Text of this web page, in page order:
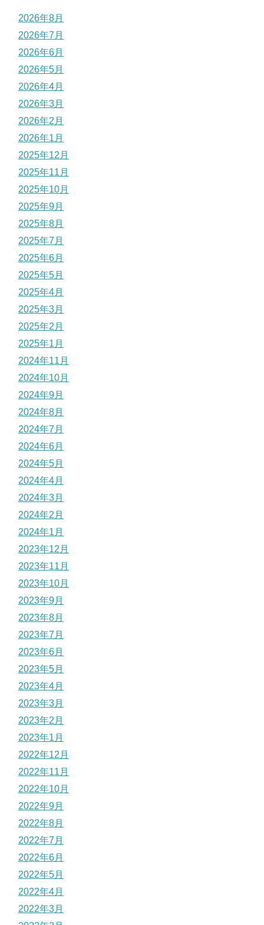
2026年8月
2026年7月
2026年6月
2026年5月
2026年4月
2026年3月
2026年2月
2026年1月
2025年12月
2025年11月
2025年10月
2025年9月
2025年8月
2025年7月
2025年6月
2025年5月
2025年4月
2025年3月
2025年2月
2025年1月
2024年11月
2024年10月
2024年9月
2024年8月
2024年7月
2024年6月
2024年5月
2024年4月
2024年3月
2024年2月
2024年1月
2023年12月
2023年11月
2023年10月
2023年9月
2023年8月
2023年7月
2023年6月
2023年5月
2023年4月
2023年3月
2023年2月
2023年1月
2022年12月
2022年11月
2022年10月
2022年9月
2022年8月
2022年7月
2022年6月
2022年5月
2022年4月
2022年3月